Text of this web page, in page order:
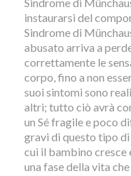
instaurarsi del
Sindrome di
abusato arriva a
correttamente le
corpo, fino a non
suoi sintomi sono
altri; tutto ciò avrà
un Sé fragile e poco
gravi di questo tipo
cui il bambino cresce
una fase della vita